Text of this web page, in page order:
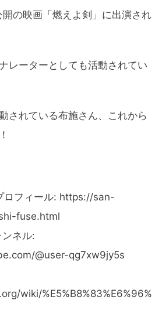
の映画「燃えよ剣」に出演され
レーターとしても活動されてい
されている布施さん、これから
ロフィール: https://san-
fuse.html
ネル:
@user-qg7xw9jy5s
wiki/%E5%B8%83%E6%96%